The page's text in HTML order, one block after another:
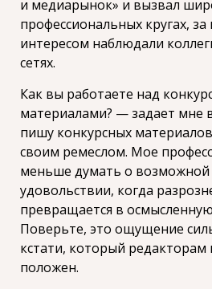
и медиарынок» и вызвал
профессиональных кругах,
интересом наблюдали
сетях.
Как вы работаете над
материалами? — задает мне
пишу конкурсных
своим ремеслом. Мое
меньше думать о возможной
удовольствии, когда
превращается в
Поверьте, это ощущение
кстати, который редакторам
положен.